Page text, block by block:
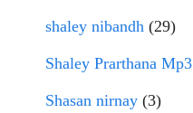
shaley nibandh (29)
Shaley Prarthana Mp3
Shasan nirnay (3)